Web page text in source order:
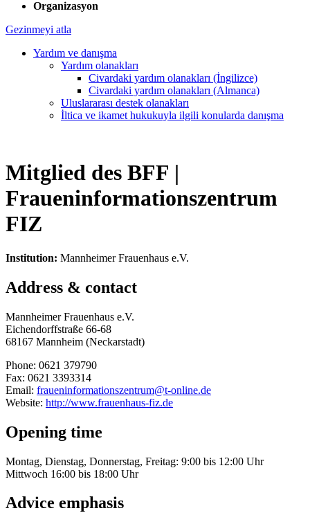
Organizasyon
Gezinmeyi atla
Yardım ve danışma
Yardım olanakları
Civardaki yardım olanakları (İngilizce)
Civardaki yardım olanakları (Almanca)
Uluslararası destek olanakları
İltica ve ikamet hukukuyla ilgili konularda danışma
Mitglied des BFF |
Fraueninformationszentrum
FIZ
Institution: Mannheimer Frauenhaus e.V.
Address & contact
Mannheimer Frauenhaus e.V.
Eichendorffstraße 66-68
68167 Mannheim (Neckarstadt)
Phone: 0621 379790
Fax: 0621 3393314
Email: fraueninformationszentrum@t-online.de
Website: http://www.frauenhaus-fiz.de
Opening time
Montag, Dienstag, Donnerstag, Freitag: 9:00 bis 12:00 Uhr
Mittwoch 16:00 bis 18:00 Uhr
Advice emphasis